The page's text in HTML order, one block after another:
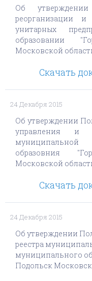
Об
реорганизации
унитарных
образовании
Московской
Скачать
24 Декабря 2015
Об утверждении
управления и
образовния
Московской
Скачать
24 Декабря 2015
Об утверждении
реестра
муниципального
Подольск